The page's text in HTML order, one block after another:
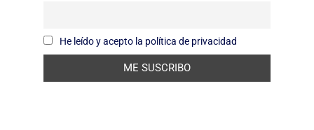
He leído y acepto la política de privacidad